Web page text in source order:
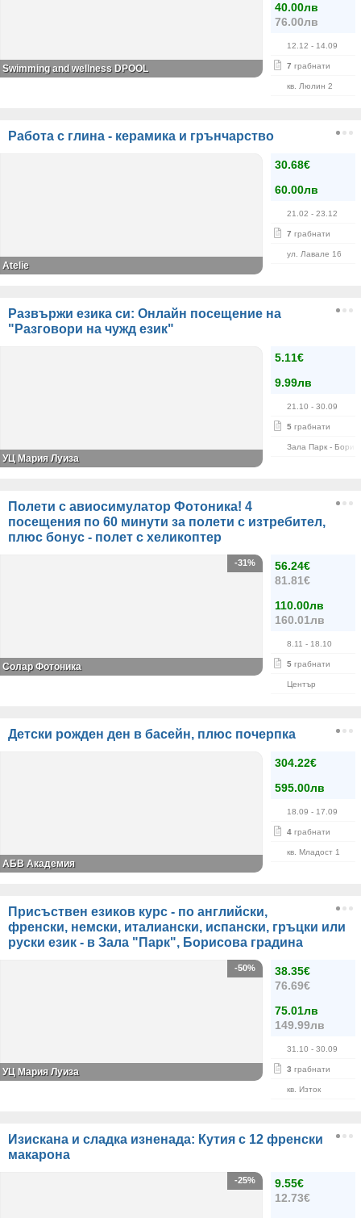
40.00лв
76.00лв
12.12 - 14.09
7 грабнати
кв. Люлин 2
Swimming and wellness DPOOL
Работа с глина - керамика и грънчарство
30.68€
60.00лв
21.02 - 23.12
7 грабнати
ул. Лавале 16
Atelie
Развържи езика си: Онлайн посещение на
"Разговори на чужд език"
5.11€
9.99лв
21.10 - 30.09
5 грабнати
Зала Парк -
УЦ Мария Луиза
Полети с авиосимулатор Фотоника! 4
посещения по 60 минути за полети с изтребител,
плюс бонус - полет с хеликоптер
56.24€
81.81€
110.00лв
160.01лв
8.11 - 18.10
5 грабнати
Център
-31%
Солар Фотоника
Детски рожден ден в басейн, плюс почерпка
304.22€
595.00лв
18.09 - 17.09
4 грабнати
кв. Младост 1
АБВ Академия
Присъствен езиков курс - по английски,
френски, немски, италиански, испански, гръцки или
руски език - в Зала "Парк", Борисова градина
38.35€
76.69€
75.01лв
149.99лв
31.10 - 30.09
3 грабнати
кв. Изток
-50%
УЦ Мария Луиза
Изискана и сладка изненада: Кутия с 12 френски
макарона
9.55€
12.73€
-25%